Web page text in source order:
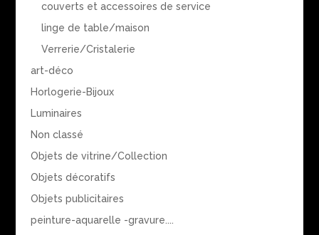
couverts et accessoires de service
linge de table/maison
Verrerie/Cristalerie
art-déco
Horlogerie-Bijoux
Luminaires
Non classé
Objets de vitrine/Collection
Objets décoratifs
Objets publicitaires
peinture-aquarelle -gravure....